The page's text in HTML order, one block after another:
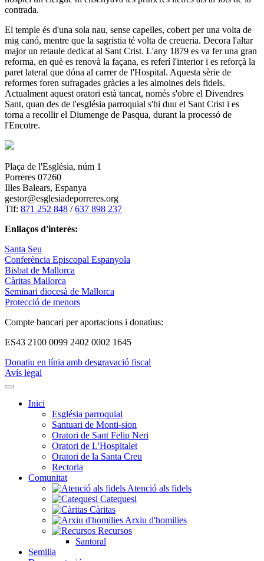
contrada.
El temple és d'una sola nau, sense capelles, cobert per una volta de
mig canó, mentre que la sagristia té volta de creueria. Decora l'altar
major un retaule dedicat al Sant Crist. L'any 1879 es va fer una gran
reforma, en què es renovà la façana, es referí l'interior i es reforçà la
paret lateral que dóna al carrer de l'Hospital. Aquesta sèrie de
reformes foren sufragades gràcies a les almoines dels fidels.
Actualment aquest oratori està tancat, només s'obre el Divendres
Sant, quan des de l'església parroquial s'hi duu el Sant Crist i es
torna a recollir el Diumenge de Pasqua, durant la processó de
l'Encotre.
Plaça de l'Església, núm 1
Porreres 07260
Illes Balears, Espanya
gestor@esglesiadeporreres.org
Tlf: 871 252 848 /637 898 237
Enllaços d'interès:
Santa Seu
Conferència Episcopal Espanyola
Bisbat de Mallorca
Càritas Mallorca
Seminari diocesà de Mallorca
Protecció de menors
Compte bancari per aportacions i donatius:
ES43 2100 0099 2402 0002 1645
Donatiu en línia amb desgravació fiscal
Avís legal
Inici
Església parroquial
Santuari de Monti-sion
Oratori de Sant Felip Neri
Oratori de L'Hospitalet
Oratori de la Santa Creu
Rectoria
Comunitat
Atenció als fidels
Catequesi
Càritas
Arxiu d'homilies
Recursos
Santoral
Semilla